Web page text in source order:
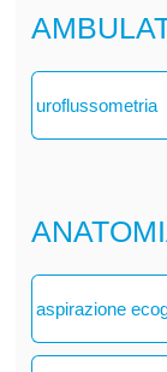
uroflussometria
aspirazione